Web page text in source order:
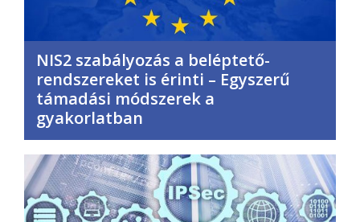
NIS2 szabályozás a beléptető-
rendszereket is érinti – Egyszerű
támadási módszerek a
gyakorlatban